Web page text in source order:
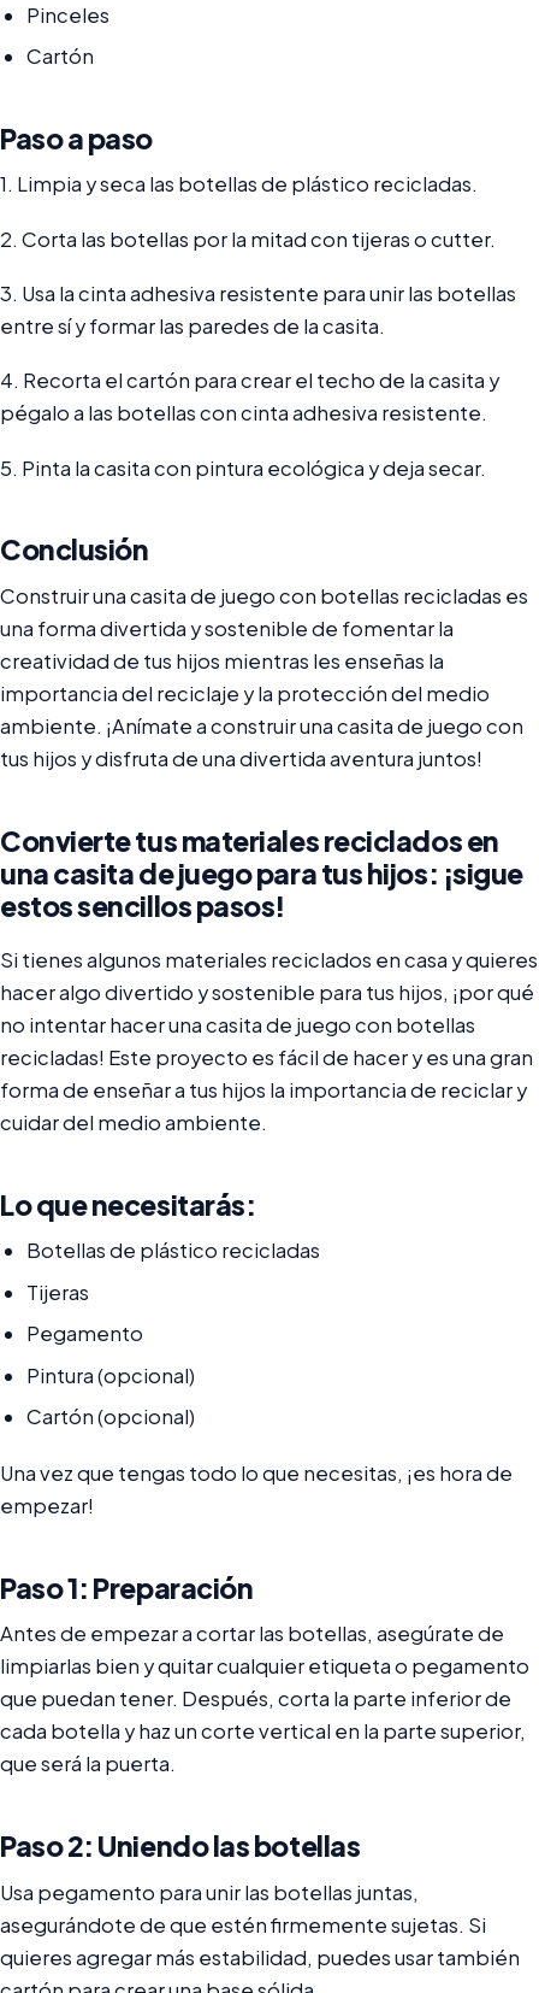
Pinceles
Cartón
Paso a paso
1. Limpia y seca las botellas de plástico recicladas.
2. Corta las botellas por la mitad con tijeras o cutter.
3. Usa la cinta adhesiva resistente para unir las botellas
entre sí y formar las paredes de la casita.
4. Recorta el cartón para crear el techo de la casita y
pégalo a las botellas con cinta adhesiva resistente.
5. Pinta la casita con pintura ecológica y deja secar.
Conclusión
Construir una casita de juego con botellas recicladas es
una forma divertida y sostenible de fomentar la
creatividad de tus hijos mientras les enseñas la
importancia del reciclaje y la protección del medio
ambiente. ¡Anímate a construir una casita de juego con
tus hijos y disfruta de una divertida aventura juntos!
Convierte tus materiales reciclados en
una casita de juego para tus hijos: ¡sigue
estos sencillos pasos!
Si tienes algunos materiales reciclados en casa y quieres
hacer algo divertido y sostenible para tus hijos, ¡por qué
no intentar hacer una casita de juego con botellas
recicladas! Este proyecto es fácil de hacer y es una gran
forma de enseñar a tus hijos la importancia de reciclar y
cuidar del medio ambiente.
Lo que necesitarás:
Botellas de plástico recicladas
Tijeras
Pegamento
Pintura (opcional)
Cartón (opcional)
Una vez que tengas todo lo que necesitas, ¡es hora de
empezar!
Paso 1: Preparación
Antes de empezar a cortar las botellas, asegúrate de
limpiarlas bien y quitar cualquier etiqueta o pegamento
que puedan tener. Después, corta la parte inferior de
cada botella y haz un corte vertical en la parte superior,
que será la puerta.
Paso 2: Uniendo las botellas
Usa pegamento para unir las botellas juntas,
asegurándote de que estén firmemente sujetas. Si
quieres agregar más estabilidad, puedes usar también